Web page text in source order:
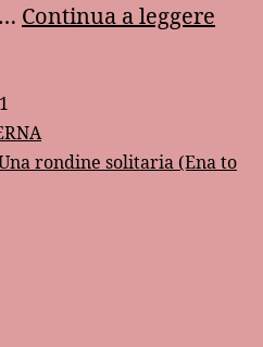
Continua a leggere
rondine solitaria (Ena to